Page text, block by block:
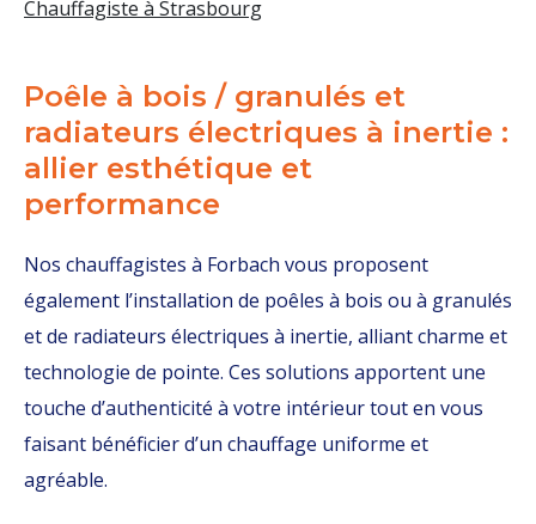
Chauffagiste à Strasbourg
Poêle à bois / granulés et
radiateurs électriques à inertie :
allier esthétique et
performance
Nos chauffagistes à Forbach vous proposent
également l’installation de poêles à bois ou à granulés
et de radiateurs électriques à inertie, alliant charme et
technologie de pointe. Ces solutions apportent une
touche d’authenticité à votre intérieur tout en vous
faisant bénéficier d’un chauffage uniforme et
agréable.